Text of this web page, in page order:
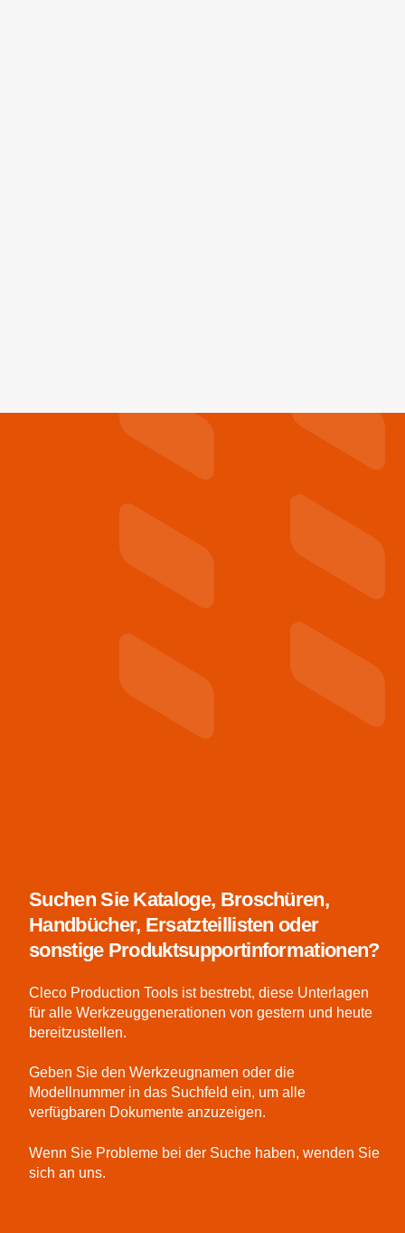
Suchen Sie Kataloge, Broschüren,
Handbücher, Ersatzteillisten oder
sonstige Produktsupportinformationen?
Cleco Production Tools ist bestrebt, diese Unterlagen
für alle Werkzeuggenerationen von gestern und heute
bereitzustellen.
Geben Sie den Werkzeugnamen oder die
Modellnummer in das Suchfeld ein, um alle
verfügbaren Dokumente anzuzeigen.
Wenn Sie Probleme bei der Suche haben, wenden Sie
sich an uns.